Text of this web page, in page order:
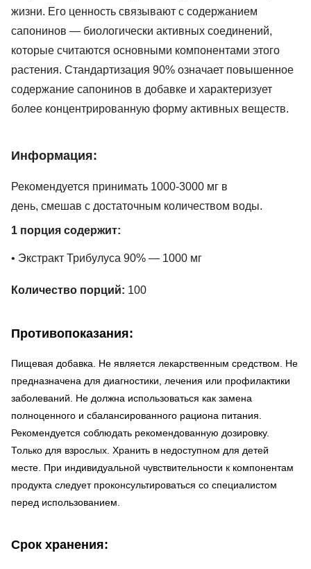
жизни. Его ценность связывают с содержанием
сапонинов — биологически активных соединений,
которые считаются основными компонентами этого
растения. Стандартизация 90% означает повышенное
содержание сапонинов в добавке и характеризует
более концентрированную форму активных веществ.
Информация:
Рекомендуется принимать 1000-3000 мг в
день, смешав с достаточным количеством воды.
1 порция содержит:
• Экстракт Трибулуса 90% — 1000 мг
Количество порций: 100
Противопоказания:
Пищевая добавка. Не является лекарственным средством. Не
предназначена для диагностики, лечения или профилактики
заболеваний. Не должна использоваться как замена
полноценного и сбалансированного рациона питания.
Рекомендуется соблюдать рекомендованную дозировку.
Только для взрослых. Хранить в недоступном для детей
месте. При индивидуальной чувствительности к компонентам
продукта следует проконсультироваться со специалистом
перед использованием.
Срок хранения: